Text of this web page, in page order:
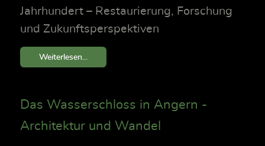
Jahrhundert – Restaurierung, Forschung
und Zukunftsperspektiven
Weiterlesen...
Das Wasserschloss in Angern -
Architektur und Wandel